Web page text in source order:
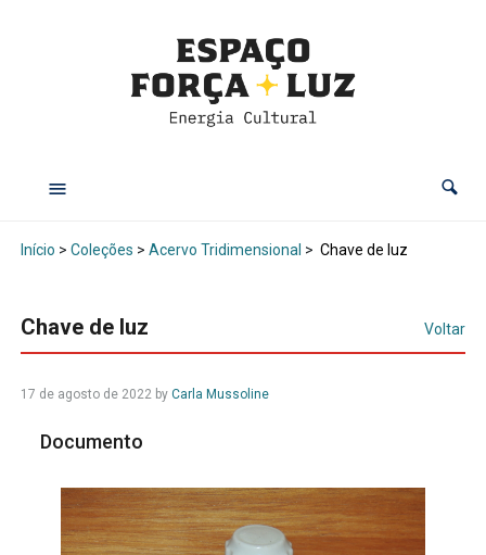
Início > Coleções > Acervo Tridimensional > Chave de luz
Chave de luz Voltar
17 de agosto de 2022by Carla Mussoline
Documento